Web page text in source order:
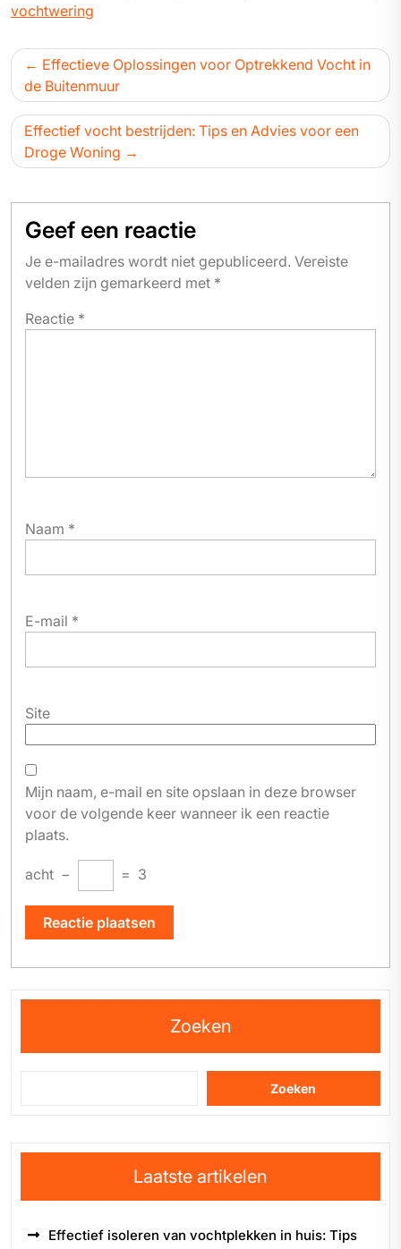
vochtwering
Bericht
navigatie
Effectieve Oplossingen voor Optrekkend Vocht in
de Buitenmuur
Effectief vocht bestrijden: Tips en Advies voor een
Droge Woning
Geef een reactie
Je e-mailadres wordt niet gepubliceerd. Vereiste
velden zijn gemarkeerd met *
Reactie *
Naam *
E-mail *
Site
Mijn naam, e-mail en site opslaan in deze browser
voor de volgende keer wanneer ik een reactie
plaats.
acht − = 3
Zoeken
Zoeken
Laatste artikelen
Effectief isoleren van vochtplekken in huis: Tips